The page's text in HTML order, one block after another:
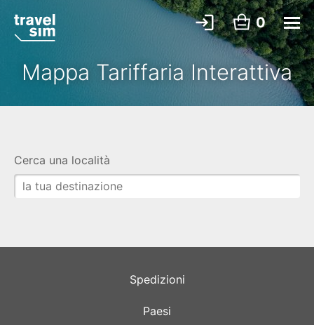
0
Mappa Tariffaria Interattiva
Cerca una località
Spedizioni
Paesi